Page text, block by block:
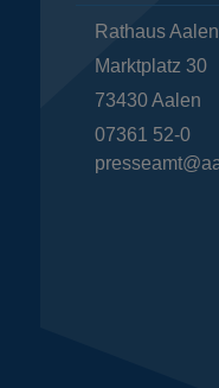
Rathaus Aalen
Marktplatz 30
73430 Aalen
07361 52-0